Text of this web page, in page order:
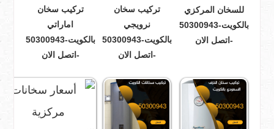
للسخان المركزي
بالكويت-50300943
-اتصل الان
تركيب سخان
نرويجي
بالكويت-50300943
-اتصل الان
تركيب سخان
اماراتي
بالكويت-50300943
-اتصل الان